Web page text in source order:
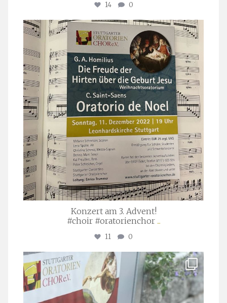
14 0
stuttgarter_oratorienchor
Nov. 29
Konzert am 3. Advent!
#choir #oratorienchor ...
11 0
stuttgarter_oratorienchor
Juli 23